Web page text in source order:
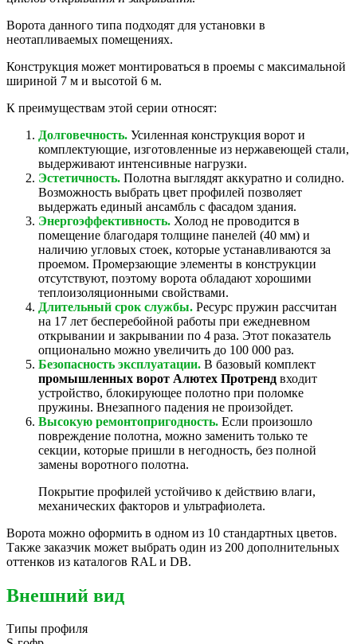
Ворота данного типа подходят для установки в
неотапливаемых помещениях.
Конструкция может монтироваться в проемы с максимальной
шириной 7 м и высотой 6 м.
К преимуществам этой серии относят:
Долговечность. Усиленная конструкция ворот и
комплектующие, изготовленные из нержавеющей стали,
выдерживают интенсивные нагрузки.
Эстетичность. Полотна выглядят аккуратно и солидно.
Возможность выбрать цвет профилей позволяет
выдержать единый ансамбль с фасадом здания.
Энергоэффективность. Холод не проводится в
помещение благодаря толщине панелей (40 мм) и
наличию угловых стоек, которые устанавливаются за
проемом. Промерзающие элементы в конструкции
отсутствуют, поэтому ворота обладают хорошими
теплоизоляционными свойствами.
Длительный срок службы. Ресурс пружин рассчитан
на 17 лет бесперебойной работы при ежедневном
открывании и закрывании по 4 раза. Этот показатель
опционально можно увеличить до 100 000 раз.
Безопасность эксплуатации. В базовый комплект
промышленных ворот Алютех Протренд входит
устройство, блокирующее полотно при поломке
пружины. Внезапного падения не произойдет.
Высокую ремонтопригодность. Если произошло
повреждение полотна, можно заменить только те
секции, которые пришли в негодность, без полной
замены воротного полотна.
Покрытие профилей устойчиво к действию влаги,
механических факторов и ультрафиолета.
Ворота можно оформить в одном из 10 стандартных цветов.
Также заказчик может выбрать один из 200 дополнительных
оттенков из каталогов RAL и DB.
Внешний вид
Типы профиля